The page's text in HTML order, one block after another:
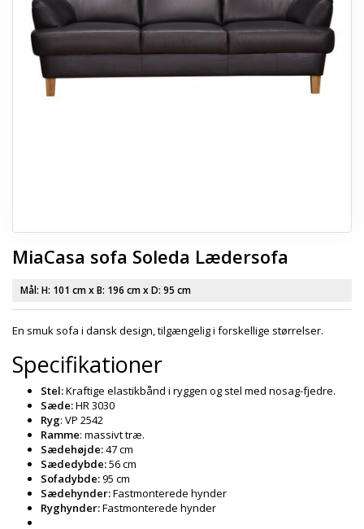
+
LAMPER
+
HAVEMØBLER
ENTREMØBLER
MiaCasa sofa Soleda Lædersofa
Mål: H: 101 cmx B: 196 cmx D: 95 cm
En smuk sofa i dansk design, tilgængelig i forskellige størrelser.
Specifikationer
Stel:Kraftige elastikbånd i ryggen og stel med nosag-fjedre.
Sæde:HR 3030
Ryg: VP 2542
Ramme: massivt træ.
Sædehøjde:47 cm
Sædedybde:56 cm
Sofadybde:95 cm
Sædehynder:Fastmonterede hynder
Ryghynder:Fastmonterede hynder